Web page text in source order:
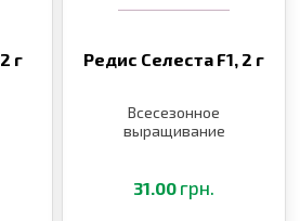
2 г Редис Селеста F1, 2 г
Всесезонное
выращивание
31.00 грн.